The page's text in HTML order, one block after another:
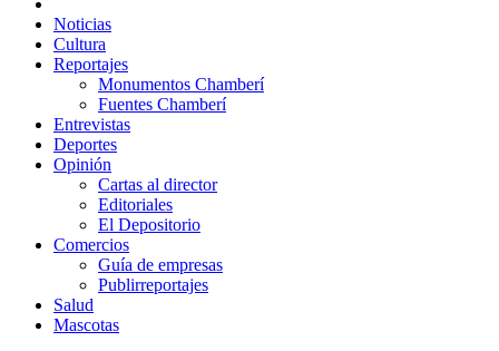
Noticias
Cultura
Reportajes
Monumentos Chamberí
Fuentes Chamberí
Entrevistas
Deportes
Opinión
Cartas al director
Editoriales
El Depositorio
Comercios
Guía de empresas
Publirreportajes
Salud
Mascotas